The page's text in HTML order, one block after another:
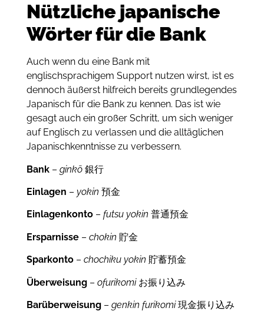
Nützliche japanische
Wörter für die Bank
Auch wenn du eine Bank mit
englischsprachigem Support nutzen wirst, ist es
dennoch äußerst hilfreich bereits grundlegendes
Japanisch für die Bank zu kennen. Das ist wie
gesagt auch ein großer Schritt, um sich weniger
auf Englisch zu verlassen und die alltäglichen
Japanischkenntnisse zu verbessern.
Bank– ginkō銀行
Einlagen – yokin 預金
Einlagenkonto– futsu yokin 普通預金
Ersparnisse – chokin 貯金
Sparkonto– chochiku yokin 貯蓄預金
Überweisung – ofurikomi お振り込み
Barüberweisung– genkin furikomi現金振り込み